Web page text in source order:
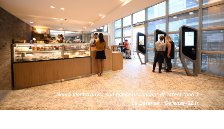
Noura vient d'ouvrir son nouveau concept de street food à
La Défense - Defense-92.fr
Noura vient d'ouvrir son nouveau concept de street food à
La Défense - Defense-92.fr